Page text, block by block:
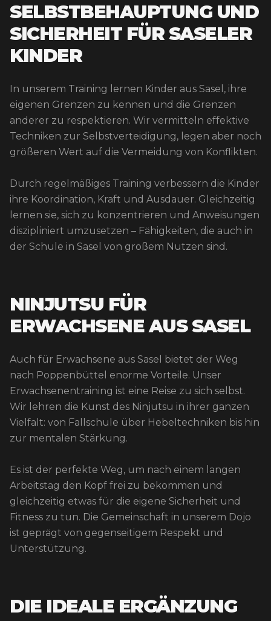
SELBSTBEHAUPTUNG UND
SICHERHEIT FÜR SASELER
KINDER
In unserem Training lernen Kinder aus Sasel, ihre
eigenen Grenzen zu kennen und die Grenzen
anderer zu respektieren. Wir vermitteln effektive
Techniken zur Selbstverteidigung, legen aber noch
größeren Wert auf die Vermeidung von Konflikten.
Durch regelmäßiges Training verbessern die Kinder
ihre Koordination, Kraft und Ausdauer. Gleichzeitig
lernen sie, sich zu konzentrieren und Anweisungen
diszipliniert umzusetzen – Fähigkeiten, die auch in
der Schule in Sasel von großem Nutzen sind.
NINJUTSU FÜR
ERWACHSENE AUS SASEL
Auch für Erwachsene aus Sasel bietet der Weg
nach Poppenbüttel enorme Vorteile. Unser
Erwachsenentraining ist eine Reise zu sich selbst.
Wir lehren die Kunst des Ninjutsu in ihrer ganzen
Vielfalt: von Fallschule über Hebeltechniken bis hin
zur mentalen Stärkung.
Es ist der perfekte Weg, um nach einem langen
Arbeitstag den Kopf frei zu bekommen und
gleichzeitig etwas für die eigene Sicherheit und
Fitness zu tun. Die Gemeinschaft in unserem Dojo
ist geprägt von gegenseitigem Respekt und
Unterstützung.
DIE IDEALE ERGÄNZUNG